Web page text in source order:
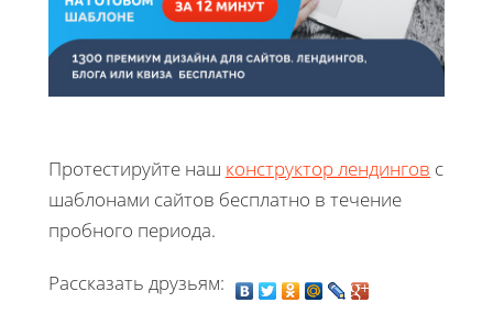
Протестируйте наш конструктор лендингов с
шаблонами сайтов бесплатно в течение
пробного периода.
Рассказать друзьям: